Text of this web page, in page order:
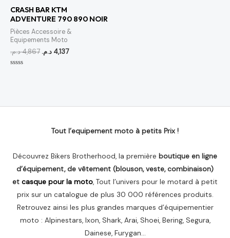
CRASH BAR KTM
ADVENTURE 790 890 NOIR
Pièces Accessoire &
Equipements Moto
4,867د.م. 4,137 د.م.
Tout l’equipement moto à petits Prix !
Découvrez Bikers Brotherhood, la première boutique en ligne
d’équipement, de vêtement (blouson, veste, combinaison)
et casque pour la moto, Tout l’univers pour le motard à petit
prix sur un catalogue de plus 30 000 références produits.
Retrouvez ainsi les plus grandes marques d’équipementier
moto : Alpinestars, Ixon, Shark, Arai, Shoei, Bering, Segura,
Dainese, Furygan…